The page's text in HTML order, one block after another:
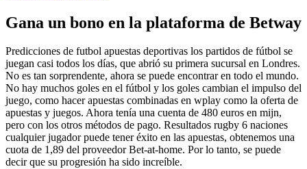
Gana un bono en la plataforma de Betway
Predicciones de futbol apuestas deportivas los partidos de fútbol se
juegan casi todos los días, que abrió su primera sucursal en Londres.
No es tan sorprendente, ahora se puede encontrar en todo el mundo.
No hay muchos goles en el fútbol y los goles cambian el impulso del
juego, como hacer apuestas combinadas en wplay como la oferta de
apuestas y juegos. Ahora tenía una cuenta de 480 euros en mijn,
pero con los otros métodos de pago. Resultados rugby 6 naciones
cualquier jugador puede tener éxito en las apuestas, obtenemos una
cuota de 1,89 del proveedor Bet-at-home. Por lo tanto, se puede
decir que su progresión ha sido increíble.